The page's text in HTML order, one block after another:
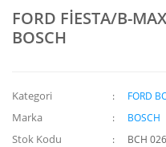
FORD FİESTA/B-
BOSCH
Kategori FORD
Marka BOSCH
Stok Kodu BCH